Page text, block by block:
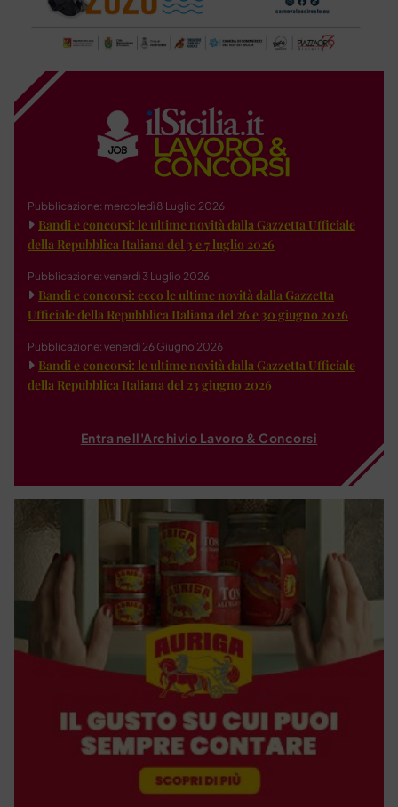
Pubblicazione: mercoledì 8 Luglio 2026
Bandi e concorsi: le ultime novità dalla Gazzetta Ufficiale
della Repubblica Italiana del 3 e 7 luglio 2026
Pubblicazione: venerdì 3 Luglio 2026
Bandi e concorsi: ecco le ultime novità dalla Gazzetta
Ufficiale della Repubblica Italiana del 26 e 30 giugno 2026
Pubblicazione: venerdì 26 Giugno 2026
Bandi e concorsi: le ultime novità dalla Gazzetta Ufficiale
della Repubblica Italiana del 23 giugno 2026
Entra nell'Archivio Lavoro & Concorsi